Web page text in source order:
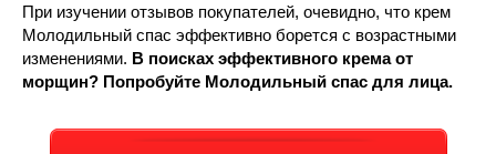
При изучении отзывов покупателей, очевидно, что крем
Молодильный спас эффективно борется с возрастными
изменениями. В поисках эффективного крема от
морщин? Попробуйте Молодильный спас для лица.